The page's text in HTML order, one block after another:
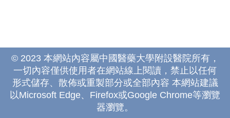
© 2023 本網站內容屬中國醫藥大學附設醫院所有，
一切內容僅供使用者在網站線上閱讀，禁止以任何
形式儲存、散佈或重製部分或全部內容 本網站建議
以Microsoft Edge、Firefox或Google Chrome等瀏覽
器瀏覽。